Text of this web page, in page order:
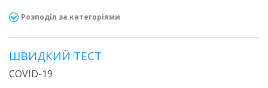
Розподіл за категоріями
ШВИДКИЙ ТЕСТ
COVID-19